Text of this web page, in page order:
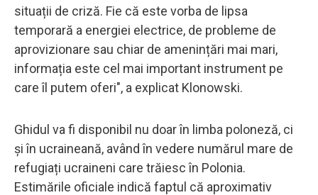
situații de criză. Fie că este vorba de lipsa
temporară a energiei electrice, de probleme de
aprovizionare sau chiar de amenințări mai mari,
informația este cel mai important instrument pe
care îl putem oferi", a explicat Klonowski.
Ghidul va fi disponibil nu doar în limba poloneză, ci
și în ucraineană, având în vedere numărul mare de
refugiați ucraineni care trăiesc în Polonia.
Estimările oficiale indică faptul că aproximativ